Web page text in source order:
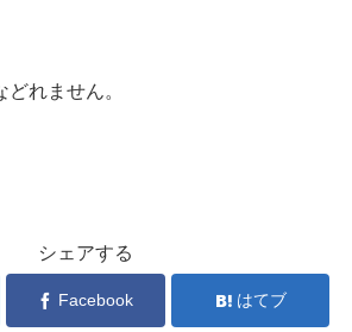
れません。
シェアする
Facebook はてブ